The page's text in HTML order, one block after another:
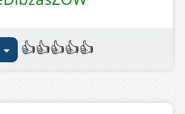
👍👍👍👍👍